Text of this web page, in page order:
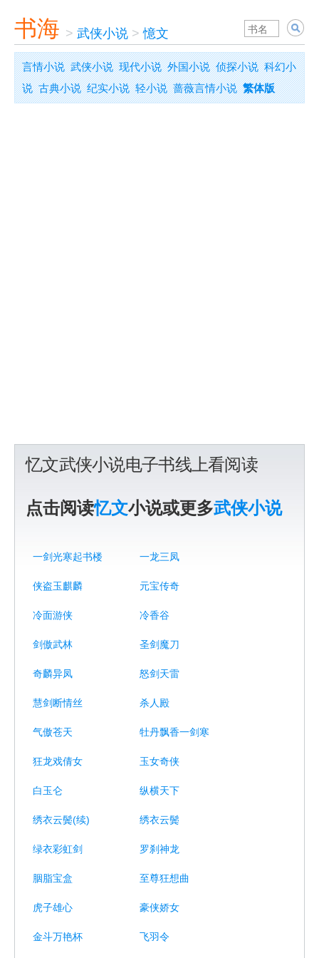
书海 > 武侠小说 >憶文
言情小说 武侠小说 现代小说 外国小说 侦探小说 科幻小
说 古典小说 纪实小说 轻小说 蔷薇言情小说 繁体版
忆文武侠小说电子书线上看阅读
点击阅读忆文小说或更多武侠小说
一剑光寒起书楼 一龙三凤
侠盗玉麒麟 元宝传奇
冷面游侠 冷香谷
剑傲武林 圣剑魔刀
奇麟异凤 怒剑天雷
慧剑断情丝 杀人殿
气傲苍天 牡丹飘香一剑寒
狂龙戏倩女 玉女奇侠
白玉仑 纵横天下
绣衣云鬓(续) 绣衣云鬓
绿衣彩虹剑 罗刹神龙
胭脂宝盒 至尊狂想曲
虎子雄心 豪侠娇女
金斗万艳杯 飞羽令